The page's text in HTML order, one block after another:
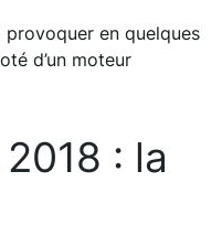
en quelques
d’un moteur
: la